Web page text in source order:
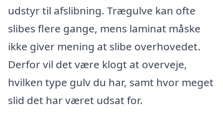
udstyr til afslibning. Trægulve kan ofte
slibes flere gange, mens laminat måske
ikke giver mening at slibe overhovedet.
Derfor vil det være klogt at overveje,
hvilken type gulv du har, samt hvor meget
slid det har været udsat for.